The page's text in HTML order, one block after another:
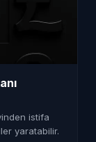
istifa
yaratabilir.